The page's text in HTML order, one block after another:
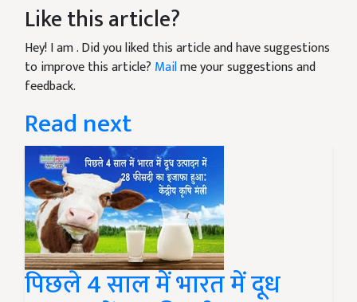
Like this article?
Hey! I am. Did you liked this article and have suggestions
to improve this article? Mailme your suggestions and
feedback.
Read next
पिछले 4 साल में भारत में दूध